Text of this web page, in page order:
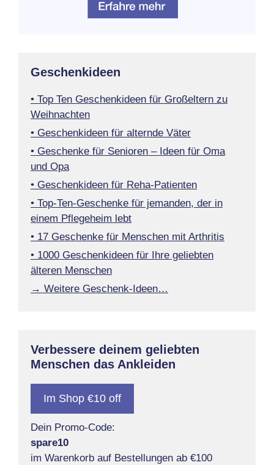
Geschenkideen
• Top Ten Geschenkideen für Großeltern zu
Weihnachten
• Geschenkideen für alternde Väter
• Geschenke für Senioren – Ideen für Oma
und Opa
• Geschenkideen für Reha-Patienten
• Top-Ten-Geschenke für jemanden, der in
einem Pflegeheim lebt
• 17 Geschenke für Menschen mit Arthritis
• 1000 Geschenkideen für Ihre geliebten
älteren Menschen
→ Weitere Geschenk-Ideen…
Verbessere deinem geliebten
Menschen das Ankleiden
Im Shop €10 off
Dein Promo-Code:
spare10
im Warenkorb auf Bestellungen ab €100